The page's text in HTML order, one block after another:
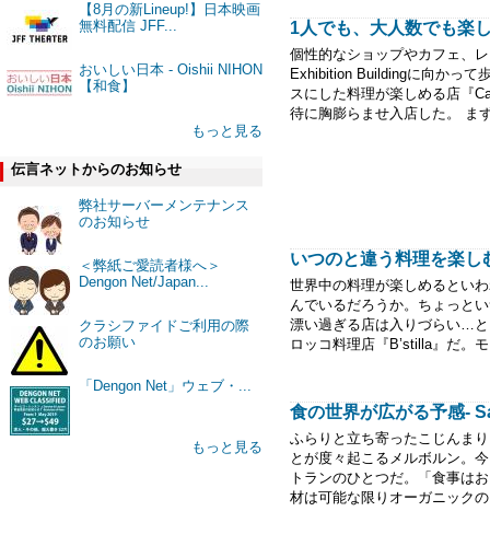
【8月の新Lineup!】日本映画
無料配信 JFF...
おいしい日本 - Oishii NIHON
【和食】
もっと見る
伝言ネットからのお知らせ
弊社サーバーメンテナンス
のお知らせ
＜弊紙ご愛読者様へ＞
Dengon Net/Japan...
クラシファイドご利用の際
のお願い
「Dengon Net」ウェブ・...
もっと見る
1人でも、大人数でも楽
個性的なショップやカフェ、
Exhibition Buildingに向かって
スにした料理が楽しめる店『
待に胸膨らませ入店した。 ま
いつのと違う料理を楽し
世界中の料理が楽しめるとい
んでいるだろうか。ちょっと
漂い過ぎる店は入りづらい…
ロッコ料理店『B’stilla』だ。
食の世界が広がる予感-
ふらりと立ち寄ったこじんま
とが度々起こるメルボルン。
トランのひとつだ。「食事は
材は可能な限りオーガニック